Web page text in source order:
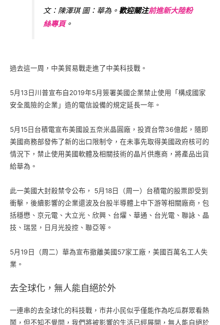
文：陳澤琪 圖：華為。 歡迎關注前進新大陸粉
絲專頁。
過去這一周，中美貿易戰走進了中美科技戰。
5月13日川普宣布自2019年5月簽署美國企業禁止使用「構成國家
安全風險的企業」造的電信設備的規定延長一年。
5月15日台積電宣布美國設五奈米晶圓廠，投資台幣36億起，隨即
美國商務部發佈了新的出口限制令，在未事先取得美國政府核可的
情況下，禁止使用美國軟體及相關技術的晶片供應商，將產品出貨
給華為。
此一美國大封殺禁令公布， 5月18日（周一）台積電的股票即受到
衝擊，後續影響的企業還波及台股半導體上中下游等相關廠商，包
括穩懋、京元電、大立光、欣興、台燿、華通、台光電、聯詠、晶
技、瑞昱，日月光投控、聯亞等。
5月19日（周二）華為宣布撤離美國57家工廠，美國百萬名工人失
業。
去全球化，無人能自絕於外
一連串的去全球化的科技戰，市井小民似乎僅能作為吃瓜群眾看熱
鬧，但不知不覺間，我們將被影響的生活已經展開，無人能自絕於